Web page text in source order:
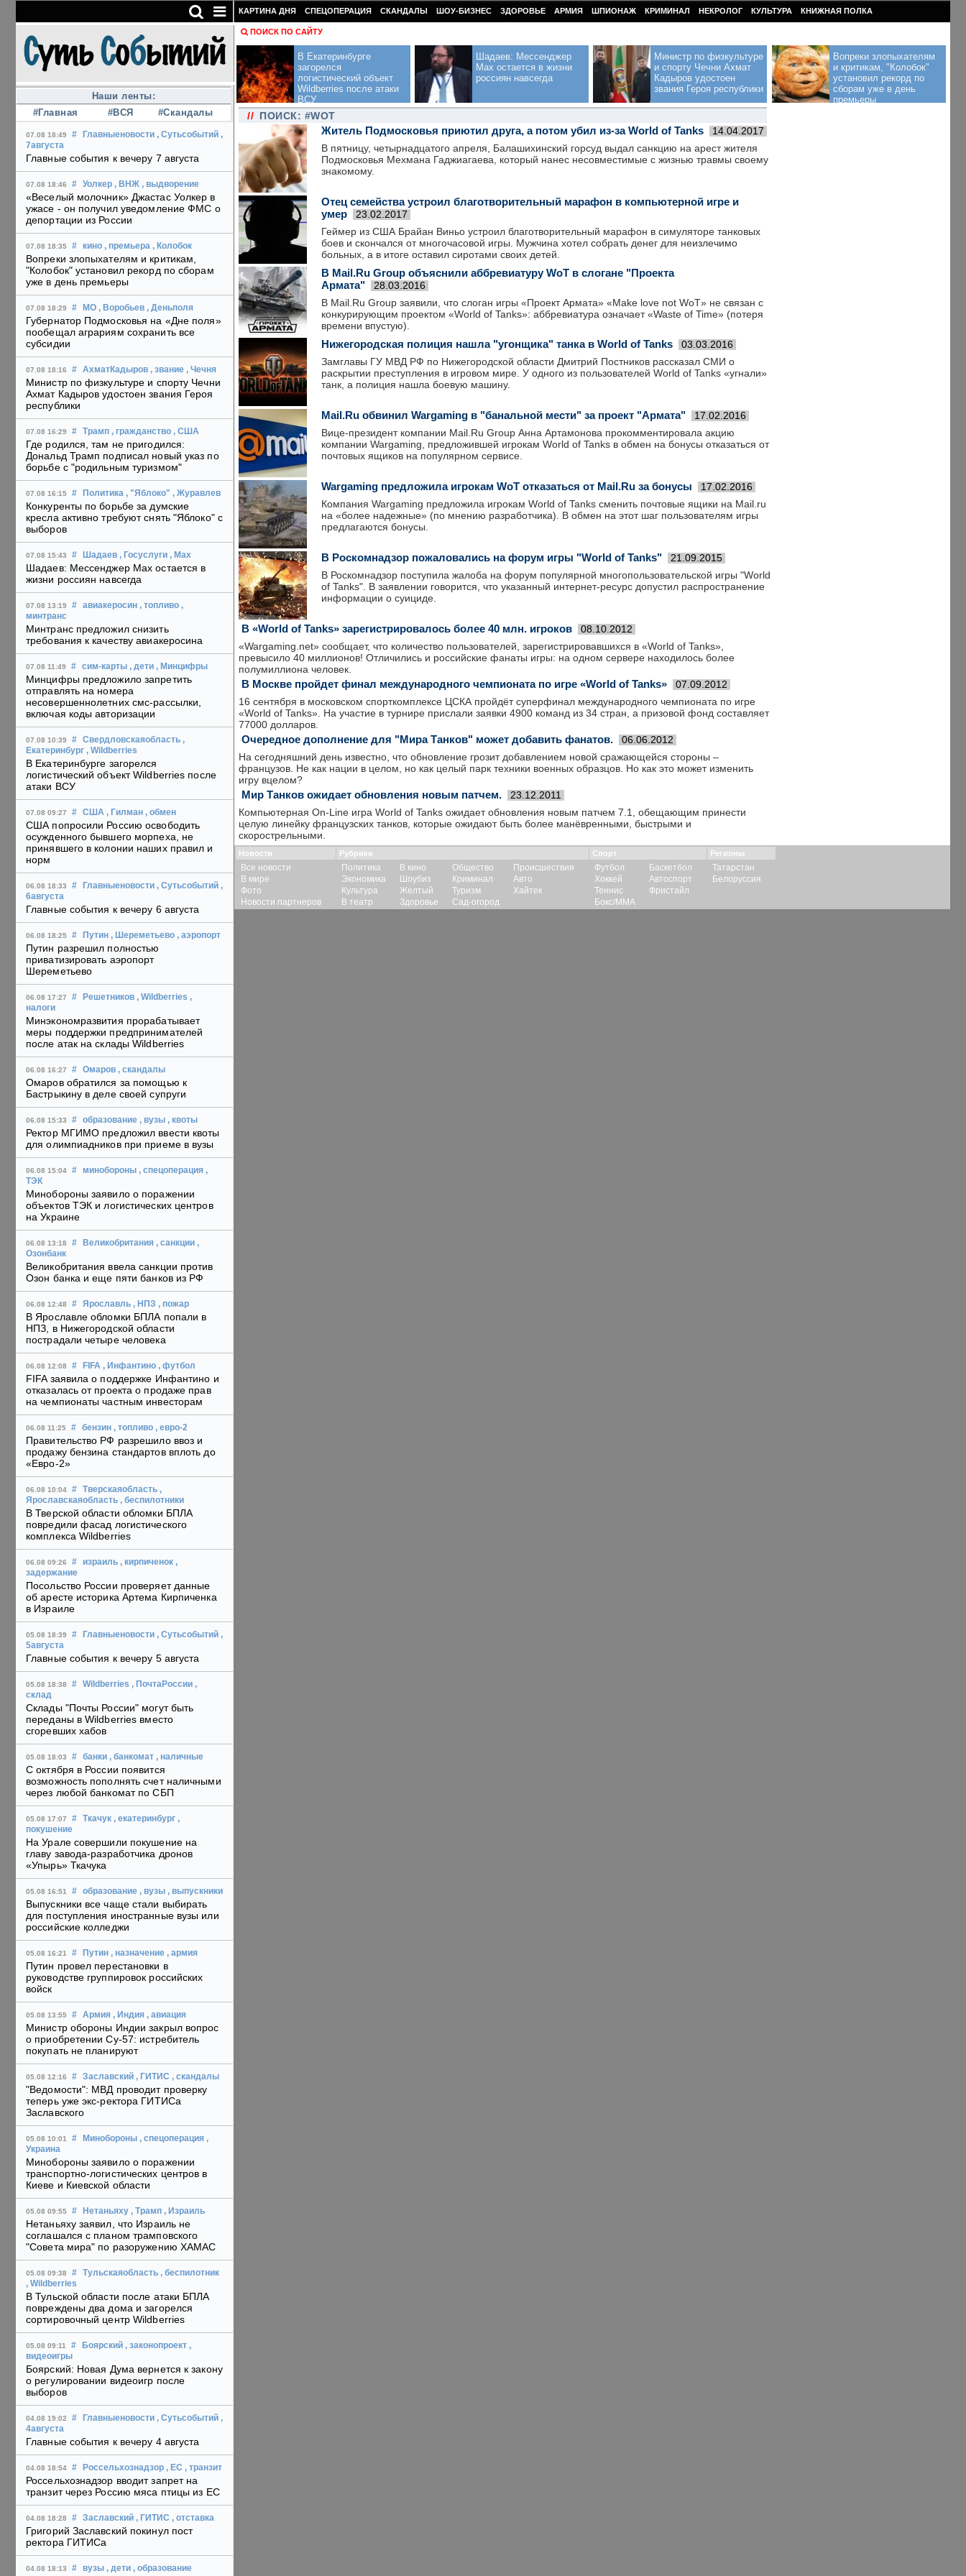
Наши ленты:
#Главная
#ВСЯ #Скандалы
07.08 18:49 # Главныеновости , Сутьсобытий ,
7августа
Главные события к вечеру 7 августа
07.08 18:46 # Уолкер , ВНЖ , выдворение
«Веселый молочник» Джастас Уолкер в
ужасе - он получил уведомление ФМС о
депортации из России
07.08 18:35 # кино , премьера , Колобок
Вопреки злопыхателям и критикам,
"Колобок" установил рекорд по сборам
уже в день премьеры
07.08 18:29 # МО , Воробьев , Деньполя
Губернатор Подмосковья на «Дне поля»
пообещал аграриям сохранить все
субсидии
07.08 18:16 # АхматКадыров , звание , Чечня
Министр по физкультуре и спорту Чечни
Ахмат Кадыров удостоен звания Героя
республики
07.08 16:29 # Трамп , гражданство , США
Где родился, там не пригодился:
Дональд Трамп подписал новый указ по
борьбе с "родильным туризмом"
07.08 16:15 # Политика , "Яблоко" , Журавлев
Конкуренты по борьбе за думские
кресла активно требуют снять "Яблоко" с
выборов
07.08 15:43 # Шадаев , Госуслуги , Max
Шадаев: Мессенджер Max остается в
жизни россиян навсегда
07.08 13:19 # авиакеросин , топливо ,
минтранс
Минтранс предложил снизить
требования к качеству авиакеросина
07.08 11:49 # сим-карты , дети , Минцифры
Минцифры предложило запретить
отправлять на номера
несовершеннолетних смс-рассылки,
включая коды авторизации
07.08 10:39 # Свердловскаяобласть ,
Екатеринбург , Wildberries
В Екатеринбурге загорелся
логистический объект Wildberries после
атаки ВСУ
07.08 09:27 # США , Гилман , обмен
США попросили Россию освободить
осужденного бывшего морпеха, не
принявшего в колонии наших правил и
норм
06.08 18:33 # Главныеновости , Сутьсобытий ,
6августа
Главные события к вечеру 6 августа
06.08 18:25 # Путин , Шереметьево , аэропорт
Путин разрешил полностью
приватизировать аэропорт
Шереметьево
06.08 17:27 # Решетников , Wildberries ,
налоги
Минэкономразвития прорабатывает
меры поддержки предпринимателей
после атак на склады Wildberries
06.08 16:27 # Омаров , скандалы
Омаров обратился за помощью к
Бастрыкину в деле своей супруги
06.08 15:33 # образование , вузы , квоты
Ректор МГИМО предложил ввести квоты
для олимпиадников при приеме в вузы
06.08 15:04 # минобороны , спецоперация ,
ТЭК
Минобороны заявило о поражении
объектов ТЭК и логистических центров
на Украине
06.08 13:18 # Великобритания , санкции ,
Озонбанк
Великобритания ввела санкции против
Озон банка и еще пяти банков из РФ
06.08 12:48 # Ярославль , НПЗ , пожар
В Ярославле обломки БПЛА попали в
НПЗ, в Нижегородской области
пострадали четыре человека
06.08 12:08 # FIFA , Инфантино , футбол
FIFA заявила о поддержке Инфантино и
отказалась от проекта о продаже прав
на чемпионаты частным инвесторам
06.08 11:25 # бензин , топливо , евро-2
Правительство РФ разрешило ввоз и
продажу бензина стандартов вплоть до
«Евро-2»
06.08 10:04 # Тверскаяобласть ,
Ярославскаяобласть , беспилотники
В Тверской области обломки БПЛА
повредили фасад логистического
комплекса Wildberries
06.08 09:26 # израиль , кирпиченок ,
задержание
Посольство России проверяет данные
об аресте историка Артема Кирпиченка
в Израиле
05.08 18:39 # Главныеновости , Сутьсобытий ,
5августа
Главные события к вечеру 5 августа
05.08 18:38 # Wildberries , ПочтаРоссии ,
склад
Склады "Почты России" могут быть
переданы в Wildberries вместо
сгоревших хабов
05.08 18:03 # банки , банкомат , наличные
С октября в России появится
возможность пополнять счет наличными
через любой банкомат по СБП
05.08 17:07 # Ткачук , екатеринбург ,
покушение
На Урале совершили покушение на
главу завода-разработчика дронов
«Упырь» Ткачука
05.08 16:51 # образование , вузы , выпускники
Выпускники все чаще стали выбирать
для поступления иностранные вузы или
российские колледжи
05.08 16:21 # Путин , назначение , армия
Путин провел перестановки в
руководстве группировок российских
войск
05.08 13:55 # Армия , Индия , авиация
Министр обороны Индии закрыл вопрос
о приобретении Су-57: истребитель
покупать не планируют
05.08 12:16 # Заславский , ГИТИС , скандалы
"Ведомости": МВД проводит проверку
теперь уже экс-ректора ГИТИСа
Заславского
05.08 10:01 # Минобороны , спецоперация ,
Украина
Минобороны заявило о поражении
транспортно-логистических центров в
Киеве и Киевской области
05.08 09:55 # Нетаньяху , Трамп , Израиль
Нетаньяху заявил, что Израиль не
соглашался с планом трамповского
"Совета мира" по разоружению ХАМАС
05.08 09:38 # Тульскаяобласть , беспилотник
, Wildberries
В Тульской области после атаки БПЛА
повреждены два дома и загорелся
сортировочный центр Wildberries
05.08 09:11 # Боярский , законопроект ,
видеоигры
Боярский: Новая Дума вернется к закону
о регулировании видеоигр после
выборов
04.08 19:02 # Главныеновости , Сутьсобытий ,
4августа
Главные события к вечеру 4 августа
04.08 18:54 # Россельхознадзор , ЕС , транзит
Россельхознадзор вводит запрет на
транзит через Россию мяса птицы из ЕС
04.08 18:28 # Заславский , ГИТИС , отставка
Григорий Заславский покинул пост
ректора ГИТИСа
04.08 18:13 # вузы , дети , образование
КАРТИНА ДНЯ СПЕЦОПЕРАЦИЯ СКАНДАЛЫ ШОУ-БИЗНЕС ЗДОРОВЬЕ АРМИЯ ШПИОНАЖ КРИМИНАЛ НЕКРОЛОГ КУЛЬТУРА КНИЖНАЯ ПОЛКА
ПОИСК ПО САЙТУ
В Екатеринбурге
загорелся
логистический объект
Wildberries после атаки
ВСУ
Шадаев: Мессенджер
Max остается в жизни
россиян навсегда
Министр по физкультуре
и спорту Чечни Ахмат
Кадыров удостоен
звания Героя республики
Вопреки злопыхателям
и критикам, "Колобок"
установил рекорд по
сборам уже в день
премьеры
// ПОИСК: #WOT
Житель Подмосковья приютил друга, а потом убил из-за World of Tanks 14.04.2017
В пятницу, четырнадцатого апреля, Балашихинский горсуд выдал санкцию на арест жителя
Подмосковья Мехмана Гаджиагаева, который нанес несовместимые с жизнью травмы своему
знакомому.
Отец семейства устроил благотворительный марафон в компьютерной игре и
умер
23.02.2017
Геймер из США Брайан Виньо устроил благотворительный марафон в симуляторе танковых
боев и скончался от многочасовой игры. Мужчина хотел собрать денег для неизлечимо
больных, а в итоге оставил сиротами своих детей.
В Mail.Ru Group объяснили аббревиатуру WoT в слогане "Проекта
Армата"
28.03.2016
В Mail.Ru Group заявили, что слоган игры «Проект Армата» «Мake love not WoT» не связан с
конкурирующим проектом «World of Tanks»: аббревиатура означает «Waste of Time» (потеря
времени впустую).
Нижегородская полиция нашла "угонщика" танка в World of Tanks 03.03.2016
Замглавы ГУ МВД РФ по Нижегородской области Дмитрий Постников рассказал СМИ о
раскрытии преступления в игровом мире. У одного из пользователей World of Tanks «угнали»
танк, а полиция нашла боевую машину.
Mail.Ru обвинил Wargaming в "банальной мести" за проект "Армата" 17.02.2016
Вице-президент компании Mail.Ru Group Анна Артамонова прокомментировала акцию
компании Wargaming, предложившей игрокам World of Tanks в обмен на бонусы отказаться от
почтовых ящиков на популярном сервисе.
Wargaming предложила игрокам WoT отказаться от Mail.Ru за бонусы 17.02.2016
Компания Wargaming предложила игрокам World of Tanks сменить почтовые ящики на Mail.ru
на «более надежные» (по мнению разработчика). В обмен на этот шаг пользователям игры
предлагаются бонусы.
В Роскомнадзор пожаловались на форум игры "World of Tanks" 21.09.2015
В Роскомнадзор поступила жалоба на форум популярной многопользовательской игры "World
of Tanks". В заявлении говорится, что указанный интернет-ресурс допустил распространение
информации о суициде.
В «World of Tanks» зарегистрировалось более 40 млн. игроков 08.10.2012
«Wargaming.net» сообщает, что количество пользователей, зарегистрировавшихся в «World of Tanks»,
превысило 40 миллионов! Отличились и российские фанаты игры: на одном сервере находилось более
полумиллиона человек.
В Москве пройдет финал международного чемпионата по игре «World of Tanks» 07.09.2012
16 сентября в московском спорткомплексе ЦСКА пройдёт суперфинал международного чемпионата по игре
«World of Tanks». На участие в турнире прислали заявки 4900 команд из 34 стран, а призовой фонд составляет
77000 долларов.
Очередное дополнение для "Мира Танков" может добавить фанатов. 06.06.2012
На сегодняшний день известно, что обновление грозит добавлением новой сражающейся стороны –
французов. Не как нации в целом, но как целый парк техники военных образцов. Но как это может изменить
игру вцелом?
Мир Танков ожидает обновления новым патчем. 23.12.2011
Компьютерная On-Line игра World of Tanks ожидает обновления новым патчем 7.1, обещающим принести
целую линейку французских танков, которые ожидают быть более манёвренными, быстрыми и
скорострельными.
Новости
Все новости
В мире
Фото
Новости партнеров
Рубрики
Политика
Экономика
Культура
В театр
В кино
Шоубиз
Желтый
Здоровье
Общество
Криминал
Туризм
Сад-огород
Происшествия
Авто
Хайтек
Спорт
Футбол
Хоккей
Теннис
Бокс/ММА
Баскетбол
Автоспорт
Фристайл
Регионы
Татарстан
Белоруссия